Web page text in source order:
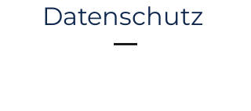
Datenschutz